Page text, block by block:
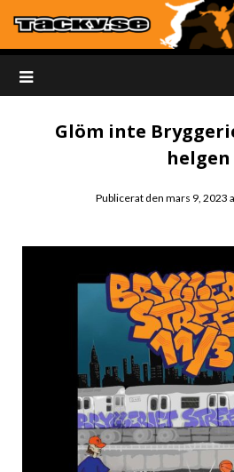
Glöm inte
helgen
Publicerat den mars 9, 2023